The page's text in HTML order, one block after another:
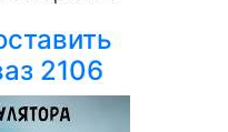
2106